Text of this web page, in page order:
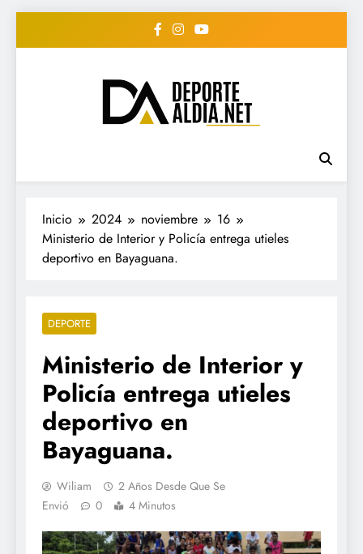
• DEPORTE AL DIA •
"Periodico Deportivo
Digital"
#deportealdiard #deportealdiaperiodico
Inicio 2024 noviembre
16
Ministerio de Interior y Policía entrega utieles
deportivo en Bayaguana.
DEPORTE
Ministerio de Interior y
Policía entrega utieles
deportivo en
Bayaguana.
Wiliam
2 Años Desde Que Se
Envió
0 4 Minutos